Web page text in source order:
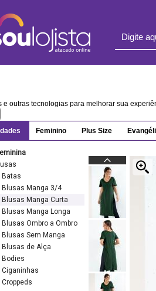
e outras tecnologias para melhorar sua
Feminino Plus Size
Batas
Blusas Manga 3/4
Blusas Manga Curta
Blusas Manga Longa
Blusas Ombro a Ombro
Blusas Sem Manga
Blusas de Alça
Bodies
Ciganinhas
Croppeds